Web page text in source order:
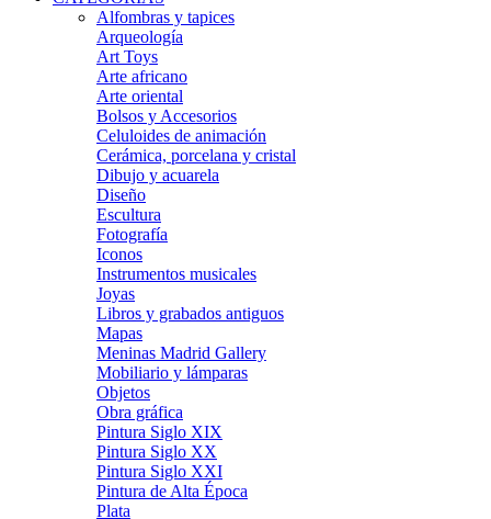
Alfombras y tapices
Arqueología
Art Toys
Arte africano
Arte oriental
Bolsos y Accesorios
Celuloides de animación
Cerámica, porcelana y cristal
Dibujo y acuarela
Diseño
Escultura
Fotografía
Iconos
Instrumentos musicales
Joyas
Libros y grabados antiguos
Mapas
Meninas Madrid Gallery
Mobiliario y lámparas
Objetos
Obra gráfica
Pintura Siglo XIX
Pintura Siglo XX
Pintura Siglo XXI
Pintura de Alta Época
Plata